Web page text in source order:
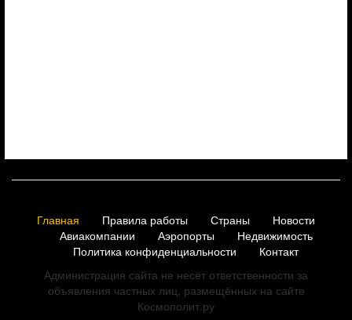
Главная Правила работы Страны
Новости
Авиакомпании
Аэропорты
Недвижимость
Политика конфиденциальности
Контакт
Администрация сайта не несёт ответственности за
объявления частных лиц, размещённых на сайте
Космополит.ру